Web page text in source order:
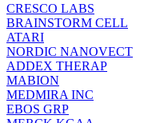
CRESCO LABS
BRAINSTORM CELL
ATARI
NORDIC NANOVECT
ADDEX THERAP
MABION
MEDMIRA INC
EBOS GRP